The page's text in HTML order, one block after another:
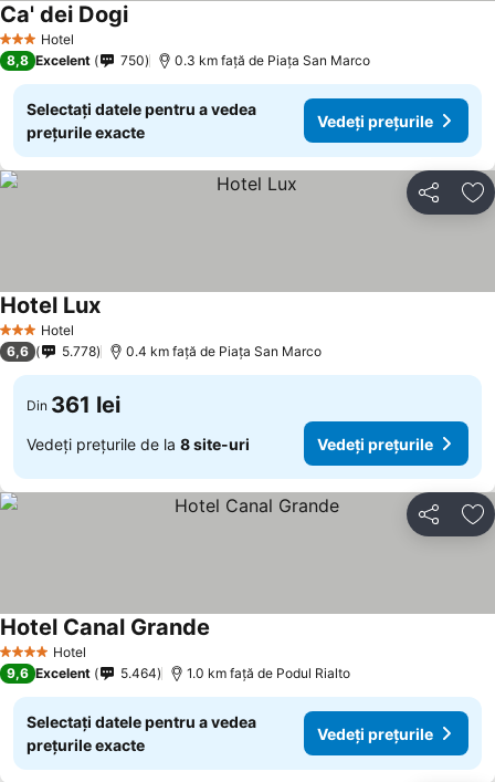
3 SteleHotel
Ca' dei DogiVedeți prețurile
8,8 Excelent 750 0.3 km faţă de Piaţa San Marco
Selectați datele pentru a vedea
prețurile exacte
Vedeți prețurile
Distribuiți
3 SteleHotel
Hotel LuxVedeți prețurile
6,6 5.778 0.4 km faţă de Piaţa San Marco
Din 361 lei
Vedeți prețurile de la 8 site-uri Vedeți prețurile
Distribuiți
4 Stele Hotel
Hotel Canal Grande
9,6 Excelent 5.464 1.0 km faţă de Podul Rialto
Selectați datele pentru a vedea
prețurile exacte
Vedeți prețurile